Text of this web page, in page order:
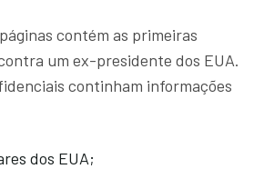
contém as primeiras
um ex-presidente dos EUA.
continham informações
dos EUA;